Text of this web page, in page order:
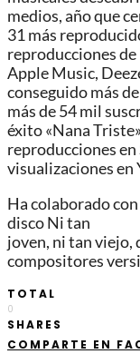
medios, año que
31 más
reproducciones
Apple Music,
conseguido más
más de 54 mil
éxito «Nana
reproducciones
visualizaciones en
Hacolaboradocon
disco Ni tan
joven, nitanviejo,
compositores
TOTAL
0
SHARES
COMPARTE EN